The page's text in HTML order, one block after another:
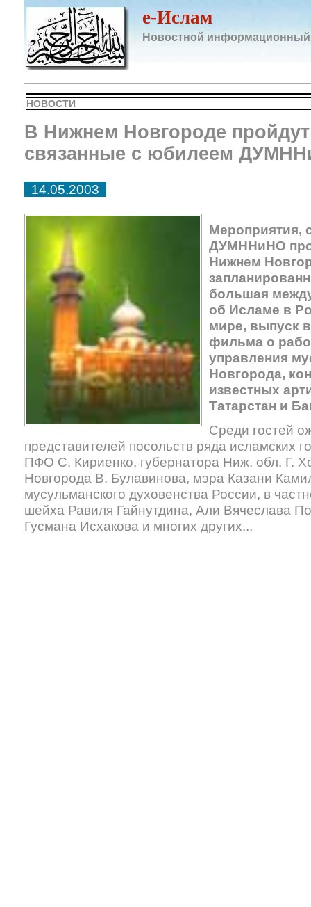
e-Ислам
Новостной информационный
НОВОСТИ
В Нижнем Новгороде
связанные с юбилеем
14.05.2003
Мероприятия,
ДУМННиНО
Нижнем
большая
об Исламе в
мире, выпуск
фильма о
управления
Новгорода,
известных
Татарстан и
Среди гостей
представителей посольств ряда исламских
ПФО С. Кириенко, губернатора Ниж. обл. Г.
Новгорода В. Булавинова, мэра Казани
мусульманского духовенства России, в
шейха Равиля Гайнутдина, Али Вячеслава
Гусмана Исхакова и многих других...